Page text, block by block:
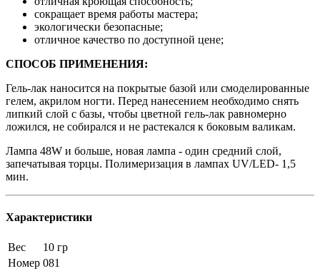
сокращает время работы мастера;
экологически безопасные;
отличное качество по доступной цене;
СПОСОБ ПРИМЕНЕНИЯ:
Гель-лак наносится на покрытые базой или смоделированные
гелем, акрилом ногти. Перед нанесением необходимо снять
липкий слой с базы, чтобы цветной гель-лак равномерно
ложился, не собирался и не растекался к боковым валикам.
Лампа 48W и больше, новая лампа - один средний слой,
запечатывая торцы. Полимеризация в лампах UV/LED- 1,5
мин.
Характеристики
Вес
10 гр
Номер 081